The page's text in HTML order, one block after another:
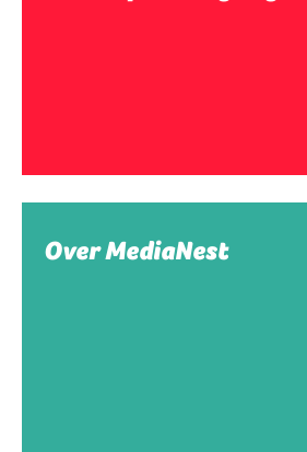
Over MediaNest